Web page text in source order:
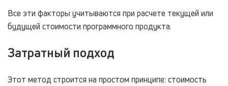
Все эти факторы учитываются при расчете текущей или
будущей стоимости программного продукта.
Затратный подход
Этот метод строится на простом принципе: стоимость